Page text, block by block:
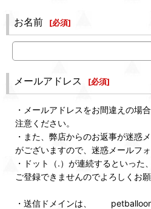
お名前 [必須]
メールアドレス [必須]
・メールアドレスをお間違えの場
注意ください。
・また、弊店からのお返事が迷惑
がございますので、迷惑メールフ
・ドット（.）が連続するといった
ご登録できませんのでよろしくお願
・送信ドメインは、